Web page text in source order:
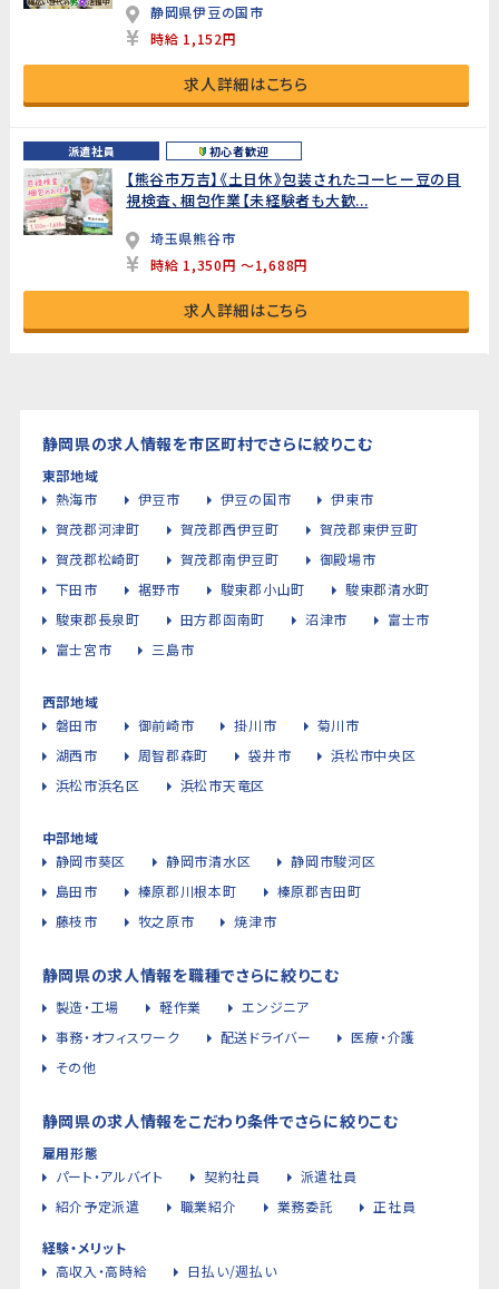
静岡県伊豆の国市
時給 1,152円
求人詳細はこちら
派遣社員 初心者歓迎
【熊谷市万吉】《土日休》包装されたコーヒー豆の目
視検査、梱包作業【未経験者も大歓...
埼玉県熊谷市
時給 1,350円 ～1,688円
求人詳細はこちら
静岡県の求人情報を市区町村でさらに絞りこむ
東部地域
熱海市
伊豆市 伊豆の国市
伊東市
賀茂郡河津町
賀茂郡西伊豆町
賀茂郡東伊豆町
賀茂郡松崎町
賀茂郡南伊豆町
御殿場市
下田市
裾野市 駿東郡小山町
駿東郡清水町
駿東郡長泉町
田方郡函南町 沼津市
富士市
富士宮市
三島市
西部地域
磐田市
御前崎市 掛川市
菊川市
湖西市
周智郡森町 袋井市
浜松市中央区
浜松市浜名区
浜松市天竜区
中部地域
静岡市葵区
静岡市清水区
静岡市駿河区
島田市
榛原郡川根本町
榛原郡吉田町
藤枝市
牧之原市 焼津市
静岡県の求人情報を職種でさらに絞りこむ
製造・工場 軽作業
エンジニア
事務・オフィスワーク
配送ドライバー
医療・介護
その他
静岡県の求人情報をこだわり条件でさらに絞りこむ
雇用形態
パート・アルバイト
契約社員
派遣社員
紹介予定派遣
職業紹介 業務委託 正社員
経験・メリット
高収入・高時給
日払い/週払い